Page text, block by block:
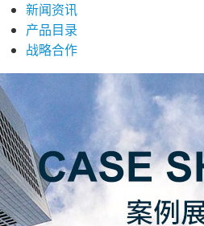
新闻资讯
产品目录
战略合作